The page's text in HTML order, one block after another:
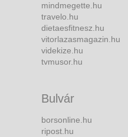
mindmegette.hu
travelo.hu
dietaesfitnesz.hu
vitorlazasmagazin.hu
videkize.hu
tvmusor.hu
Bulvár
borsonline.hu
ripost.hu